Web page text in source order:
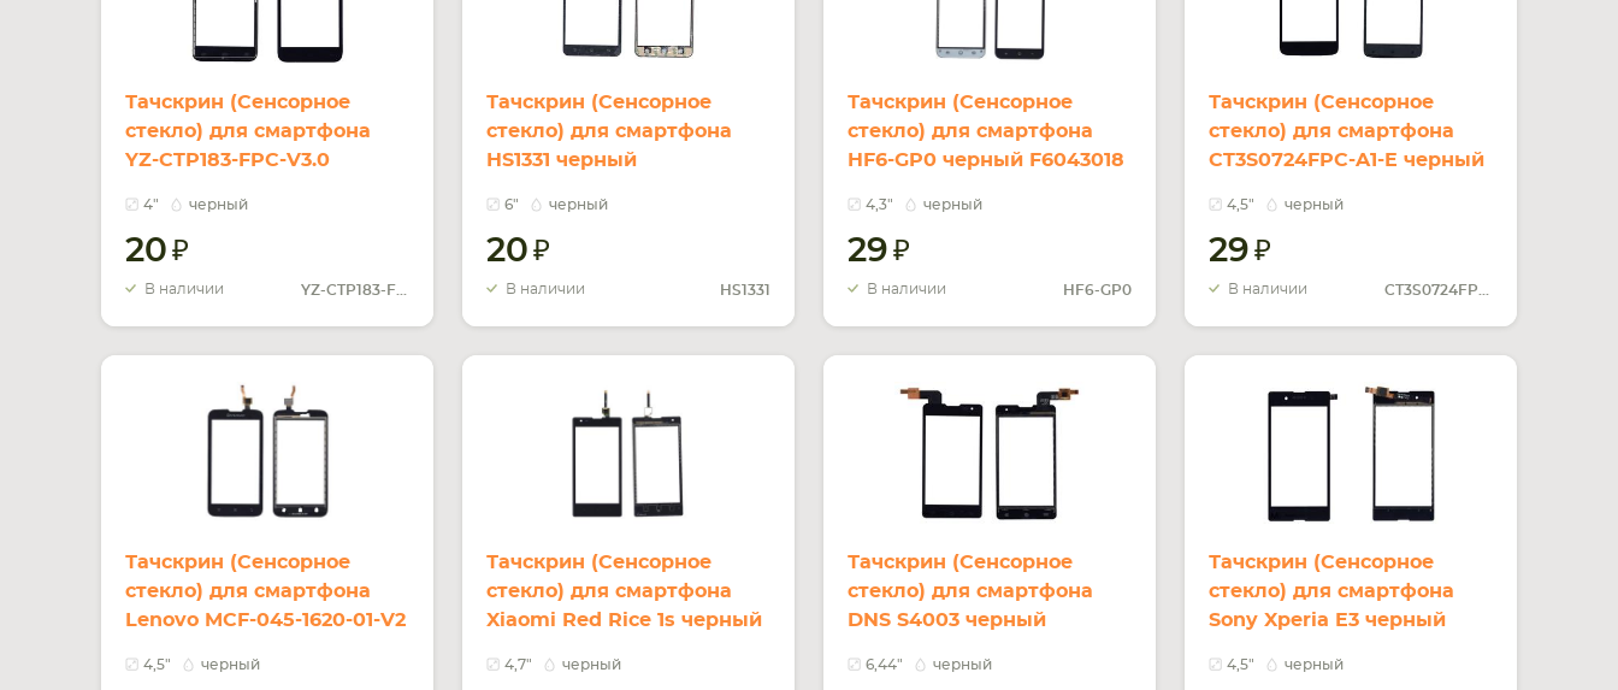
Тачскрин (Сенсорное
стекло) для смартфона
YZ-CTP183-FPC-V3.0
4" черный
20
В наличии
Тачскрин (Сенсорное
стекло) для смартфона
HS1331 черный
6" черный
20
В наличии HS1331
Тачскрин (Сенсорное
стекло) для смартфона
HF6-GP0 черный F6043018
F6043018-V1.0
4,3" черный
29
В наличии HF6-GP0
Тачскрин (Сенсорное
стекло) для смартфона
CT3S0724FPC-A1-E черный
4,5" черный
29
В наличии
Тачскрин (Сенсорное
стекло) для смартфона
Lenovo MCF-045-1620-01-V2
4,5" черный
Тачскрин (Сенсорное
стекло) для смартфона
Xiaomi Red Rice 1s черный
4,7" черный
Тачскрин (Сенсорное
стекло) для смартфона
DNS S4003 черный
6,44" черный
Тачскрин (Сенсорное
стекло) для смартфона
Sony Xperia E3 черный
4,5" черный